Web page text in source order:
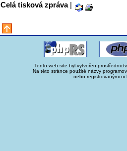
Celá tisková zpráva|
Tento web site byl vytvořen
Na této stránce použité názvy
nebo registrovanými